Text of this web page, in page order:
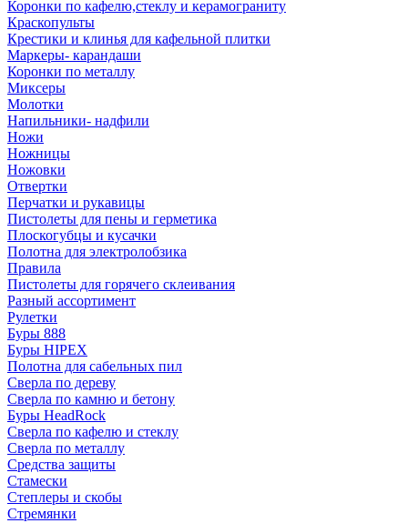
Коронки по кафелю,стеклу и керамограниту
Краскопульты
Крестики и клинья для кафельной плитки
Маркеры- карандаши
Коронки по металлу
Миксеры
Молотки
Напильники- надфили
Ножи
Ножницы
Ножовки
Отвертки
Перчатки и рукавицы
Пистолеты для пены и герметика
Плоскогубцы и кусачки
Полотна для электролобзика
Правила
Пистолеты для горячего склеивания
Разный ассортимент
Рулетки
Буры 888
Буры HIPEX
Полотна для сабельных пил
Сверла по дереву
Сверла по камню и бетону
Буры HeadRock
Сверла по кафелю и стеклу
Сверла по металлу
Средства защиты
Стамески
Степлеры и скобы
Стремянки